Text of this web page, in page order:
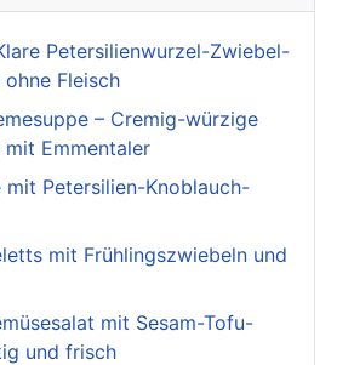
Petersilienwurzel-Zwiebel-
ohne Fleisch
– Cremig-würzige
mit Emmentaler
mit Petersilien-Knoblauch-
mit Frühlingszwiebeln und
mit Sesam-Tofu-
und frisch